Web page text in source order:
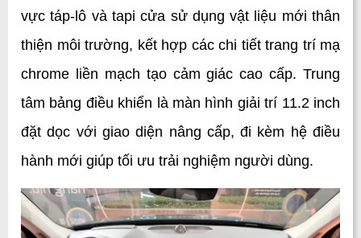
vực táp-lô và tapi cửa sử dụng vật liệu mới thân
thiện môi trường, kết hợp các chi tiết trang trí mạ
chrome liền mạch tạo cảm giác cao cấp. Trung
tâm bảng điều khiển là màn hình giải trí 11.2 inch
đặt dọc với giao diện nâng cấp, đi kèm hệ điều
hành mới giúp tối ưu trải nghiệm người dùng.